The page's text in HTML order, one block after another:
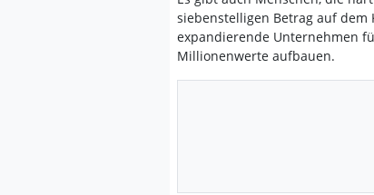
siebenstelligen Betrag auf
expandierende Unternehmen
Millionenwerte aufbauen.